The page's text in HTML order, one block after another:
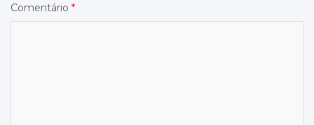
Comentário *